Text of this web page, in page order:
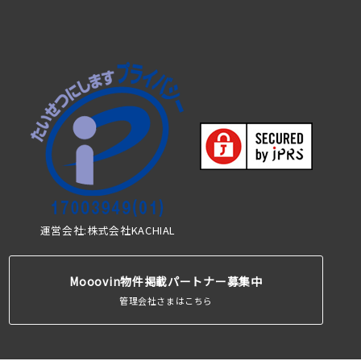
運営会社:株式会社KACHIAL
Mooovin物件掲載パートナー募集中
管理会社さまはこちら